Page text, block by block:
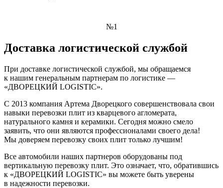
№1
Доставка логистической службой
При доставке логистической службой, мы обращаемся
к нашим генеральным партнерам по логистике —
«ДВОРЕЦКИЙ LOGISTIC».
С 2013 компания Артема Дворецкого совершенствовала свои
навыки перевозки плит из кварцевого агломерата,
натурального камня и керамики. Сегодня можно смело
заявить, что они являются профессионалами своего дела!
Мы доверяем перевозку своих плит только лучшим!
Все автомобили наших партнеров оборудованы под
вертикальную перевозку плит. Это означает, что, обратившись
к «ДВОРЕЦКИЙ LOGISTIC» вы можете быть уверены
в надежности перевозки.